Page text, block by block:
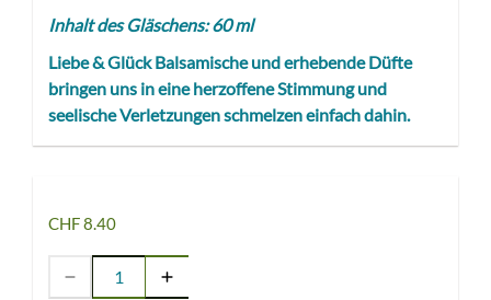
Inhalt des Gläschens: 60 ml
Liebe & Glück Balsamische und erhebende Düfte
bringen uns in eine herzoffene Stimmung und
seelische Verletzungen schmelzen einfach dahin.
CHF 8.40